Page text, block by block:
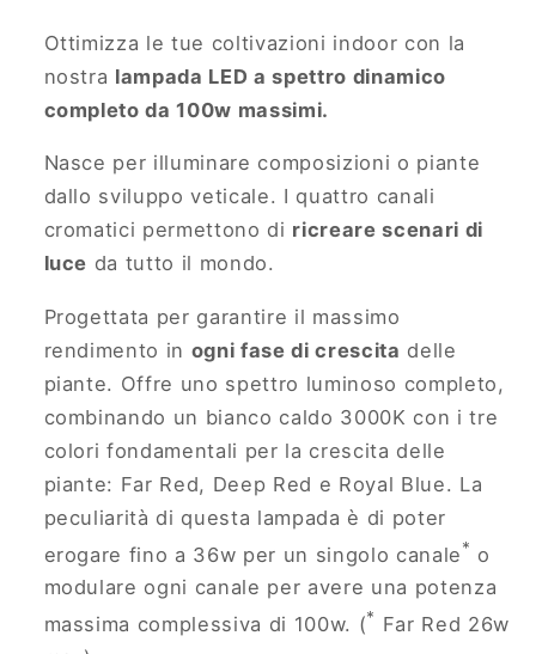
Ottimizza le tue coltivazioni indoor con la
nostra lampada LED a spettro dinamico
completo da 100w massimi.
Nasce per illuminare composizioni o piante
dallo sviluppo veticale. I quattro canali
cromatici permettono di ricreare scenari di
luce da tutto il mondo.
Progettata per garantire il massimo
rendimento in ogni fase di crescita delle
piante. Offre uno spettro luminoso completo,
combinando un bianco caldo 3000K con i tre
colori fondamentali per la crescita delle
piante: Far Red, Deep Red e Royal Blue. La
peculiarità di questa lampada è di poter
erogare fino a 36w per un singolo canale* o
modulare ogni canale per avere una potenza
massima complessiva di 100w. (* Far Red 26w